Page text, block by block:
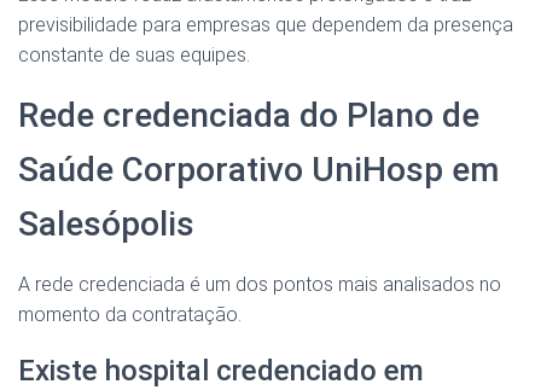
previsibilidade para empresas que dependem da presença
constante de suas equipes.
Rede credenciada do Plano de
Saúde Corporativo UniHosp em
Salesópolis
A rede credenciada é um dos pontos mais analisados no
momento da contratação.
Existe hospital credenciado em